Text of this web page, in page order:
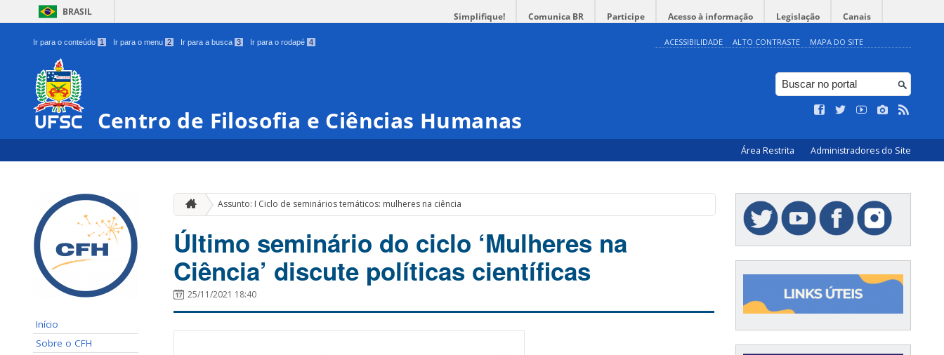
BRASIL Simplifique! Comunica BR Participe Acesso à informação Legislação Canais
Ir para o conteúdo 1 Ir para o menu 2 Ir para a busca 3 Ir para o rodapé 4 ACESSIBILIDADE ALTO CONTRASTE MAPA DO SITE
Centro de Filosofia e Ciências Humanas
Área Restrita Administradores do Site
Início
Sobre o CFH
Assunto: I Ciclo de seminários temáticos: mulheres na ciência
Último seminário do ciclo ‘Mulheres na
Ciência’ discute políticas científicas
25/11/2021 18:40